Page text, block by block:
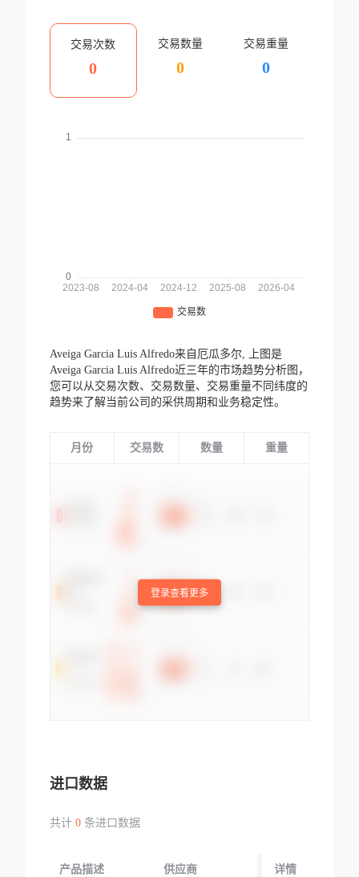
交易次数
0
交易数量
0
交易重量
0
Aveiga Garcia Luis Alfredo来自厄瓜多尔,
上图是
Aveiga Garcia Luis Alfredo近三年的市场趋势分析图，
您可以从交易次数、交易数量、交易重量不同纬度的
趋势来了解当前公司的采供周期和业务稳定性。
月份 交易数 数量 重量
登录查看更多
进口数据
共计 0条进口数据
产品描述 供应商 起运国/地区
详情